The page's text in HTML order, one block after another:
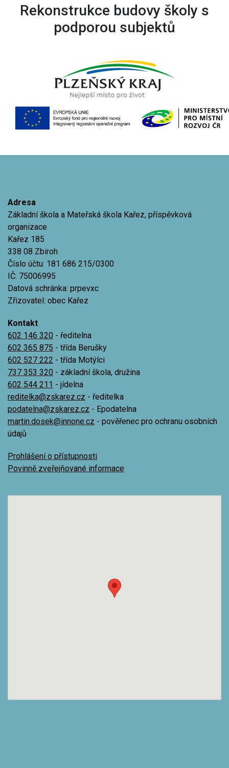
Rekonstrukce budovy školy s
podporou subjektů
Adresa
Základní škola a Mateřská škola Kařez, příspěvková
organizace
Kařez 185
338 08 Zbiroh
Číslo účtu: 181 686 215/0300
IČ: 75006995
Datová schránka: prpevxc
Zřizovatel: obec Kařez
Kontakt
602 146 320 - ředitelna
602 365 875 - třída Berušky
602 527 222 - třída Motýlci
737 353 320 - základní škola, družina
602 544 211 - jídelna
reditelka@zskarez.cz - ředitelka
podatelna@zskarez.cz - Epodatelna
martin.dosek@innone.cz - pověřenec pro ochranu osobních
údajů
Prohlášení o přístupnosti
Povinně zveřejňované informace